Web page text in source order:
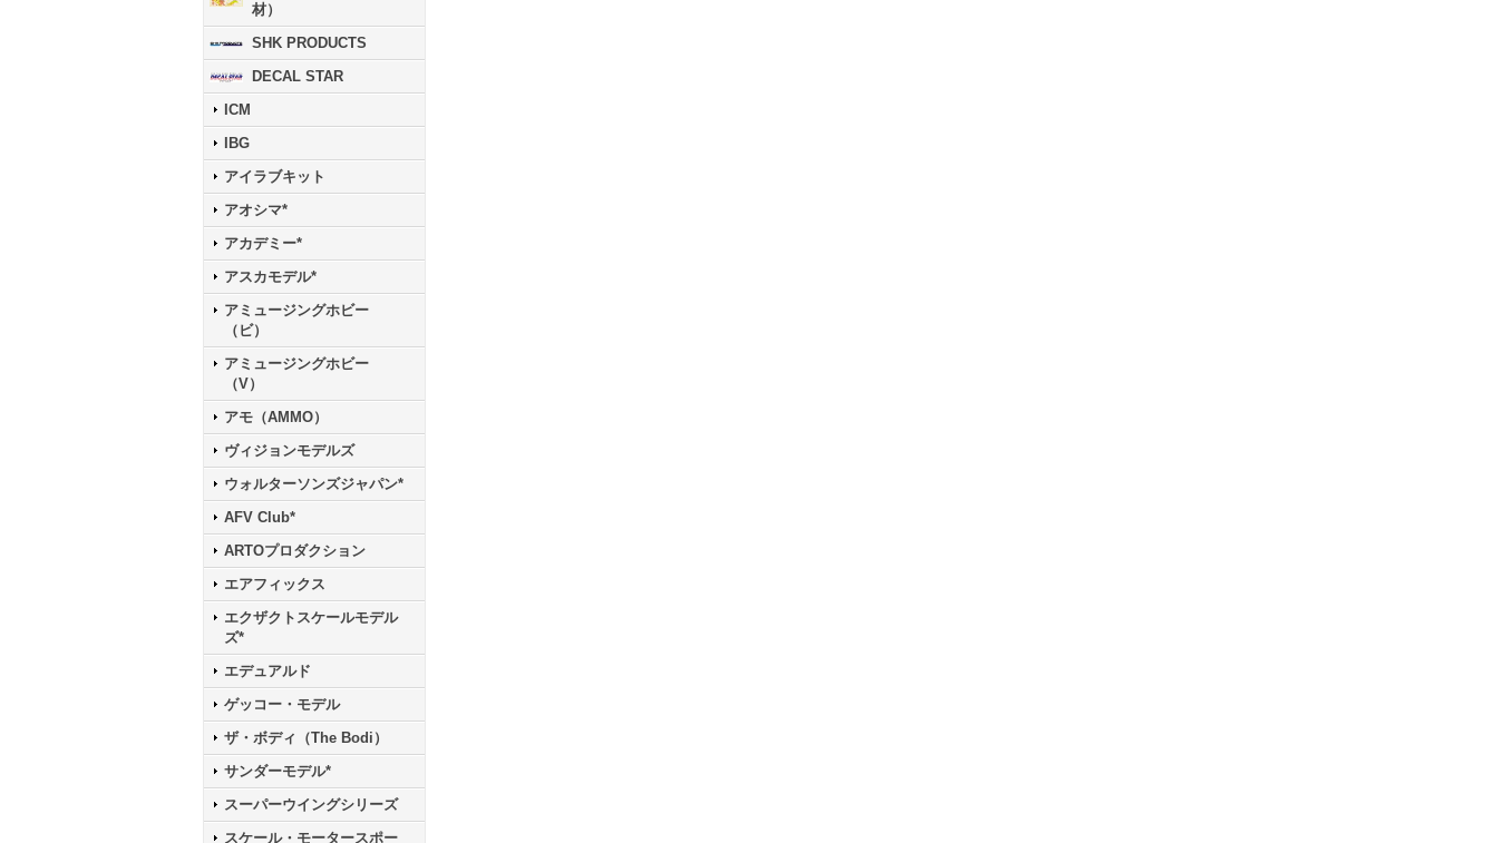
材）
SHK PRODUCTS
DECAL STAR
ICM
IBG
アイラブキット
アオシマ*
アカデミー*
アスカモデル*
アミュージングホビー
（ビ）
アミュージングホビー
（V）
アモ（AMMO）
ヴィジョンモデルズ
ウォルターソンズジャパン*
AFV Club*
ARTOプロダクション
エアフィックス
エクザクトスケールモデル
ズ*
エデュアルド
ゲッコー・モデル
ザ・ボディ（The Bodi）
サンダーモデル*
スーパーウイングシリーズ
スケール・モータースポー